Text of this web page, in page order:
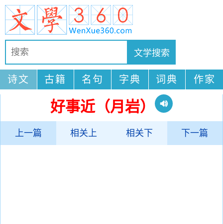
诗文 古籍 名句 字典 词典 作家
好事近（月岩）
上一篇 相关上 相关下 下一篇